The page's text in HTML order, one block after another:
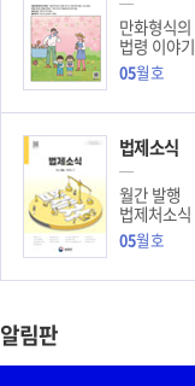
만화형식의
법령 이야기
05월호
법제소식
월간 발행
법제처소식
05월호
알림판